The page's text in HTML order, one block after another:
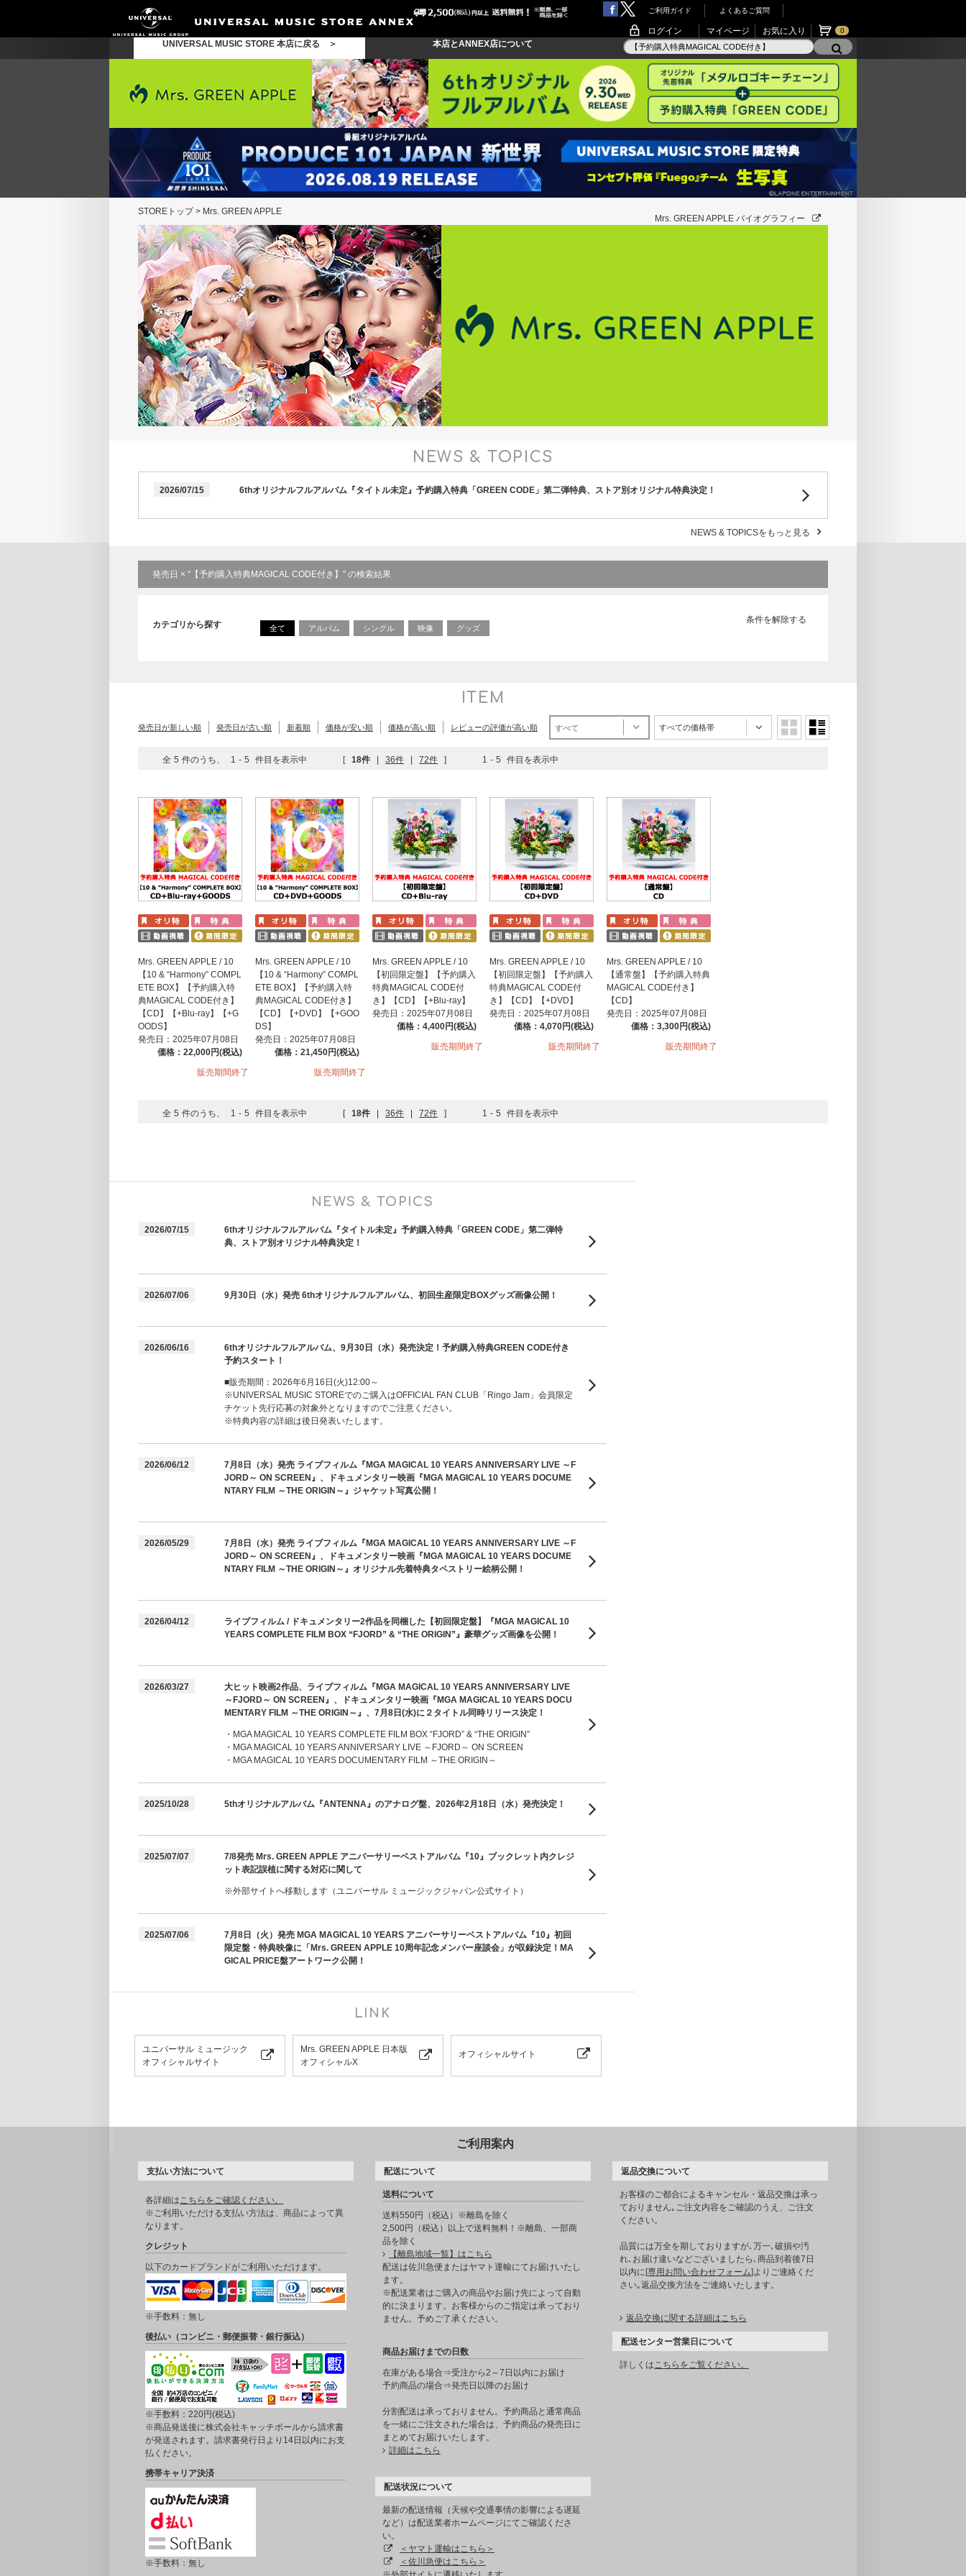
ご利用ガイド よくあるご質問
ログイン マイページ お気に入り 0
UNIVERSAL MUSIC STORE 本店に戻る ＞ 本店とANNEX店について
STOREトップ> Mrs. GREEN APPLE
Mrs. GREEN APPLE バイオグラフィー
NEWS & TOPICS
2026/07/15 6thオリジナルフルアルバム『タイトル未定』予約購入特典「GREEN CODE」第二弾特典、ストア別オリジナル特典決定！
NEWS & TOPICSをもっと見る
発売日 × "【予約購入特典MAGICAL CODE付き】" の検索結果
条件を解除する
カテゴリから探す 全て アルバム シングル 映像 グッズ
ITEM
発売日が新しい順 発売日が古い順 新着順 価格が安い順 価格が高い順 レビューの評価が高い順 すべて すべての価格帯
全 5 件のうち、 1 - 5 件目を表示中 [ 18件 | 36件 | 72件 ] 1 - 5 件目を表示中
Mrs. GREEN APPLE / 10
【10 & “Harmony” COMPL
ETE BOX】【予約購入特
典MAGICAL CODE付き】
【CD】【+Blu-ray】【+G
OODS】
発売日：2025年07月08日
価格：22,000円(税込)
販売期間終了
Mrs. GREEN APPLE / 10
【10 & “Harmony” COMPL
ETE BOX】【予約購入特
典MAGICAL CODE付き】
【CD】【+DVD】【+GOO
DS】
発売日：2025年07月08日
価格：21,450円(税込)
販売期間終了
Mrs. GREEN APPLE / 10
【初回限定盤】【予約購入
特典MAGICAL CODE付
き】【CD】【+Blu-ray】
発売日：2025年07月08日
価格：4,400円(税込)
販売期間終了
Mrs. GREEN APPLE / 10
【初回限定盤】【予約購入
特典MAGICAL CODE付
き】【CD】【+DVD】
発売日：2025年07月08日
価格：4,070円(税込)
販売期間終了
Mrs. GREEN APPLE / 10
【通常盤】【予約購入特典
MAGICAL CODE付き】
【CD】
発売日：2025年07月08日
価格：3,300円(税込)
販売期間終了
全 5 件のうち、 1 - 5 件目を表示中 [ 18件 | 36件 | 72件 ] 1 - 5 件目を表示中
NEWS & TOPICS
2026/07/15
6thオリジナルフルアルバム『タイトル未定』予約購入特典「GREEN CODE」第二弾特
典、ストア別オリジナル特典決定！
2026/07/06 9月30日（水）発売 6thオリジナルフルアルバム、初回生産限定BOXグッズ画像公開！
2026/06/16
6thオリジナルフルアルバム、9月30日（水）発売決定！予約購入特典GREEN CODE付き
予約スタート！
■販売期間：2026年6月16日(火)12:00～
※UNIVERSAL MUSIC STOREでのご購入はOFFICIAL FAN CLUB「Ringo Jam」会員限定
チケット先行応募の対象外となりますのでご注意ください。
※特典内容の詳細は後日発表いたします。
2026/06/12
7月8日（水）発売 ライブフィルム『MGA MAGICAL 10 YEARS ANNIVERSARY LIVE ～F
JORD～ ON SCREEN』、ドキュメンタリー映画『MGA MAGICAL 10 YEARS DOCUME
NTARY FILM ～THE ORIGIN～』ジャケット写真公開！
2026/05/29
7月8日（水）発売 ライブフィルム『MGA MAGICAL 10 YEARS ANNIVERSARY LIVE ～F
JORD～ ON SCREEN』、ドキュメンタリー映画『MGA MAGICAL 10 YEARS DOCUME
NTARY FILM ～THE ORIGIN～』オリジナル先着特典タペストリー絵柄公開！
2026/04/12
ライブフィルム / ドキュメンタリー2作品を同梱した【初回限定盤】『MGA MAGICAL 10
YEARS COMPLETE FILM BOX “FJORD” & “THE ORIGIN”』豪華グッズ画像を公開！
2026/03/27
大ヒット映画2作品、ライブフィルム『MGA MAGICAL 10 YEARS ANNIVERSARY LIVE
～FJORD～ ON SCREEN』、ドキュメンタリー映画『MGA MAGICAL 10 YEARS DOCU
MENTARY FILM ～THE ORIGIN～』、7月8日(水)に２タイトル同時リリース決定！
・MGA MAGICAL 10 YEARS COMPLETE FILM BOX “FJORD” & “THE ORIGIN”
・MGA MAGICAL 10 YEARS ANNIVERSARY LIVE ～FJORD～ ON SCREEN
・MGA MAGICAL 10 YEARS DOCUMENTARY FILM ～THE ORIGIN～
2025/10/28 5thオリジナルアルバム『ANTENNA』のアナログ盤、2026年2月18日（水）発売決定！
2025/07/07
7/8発売 Mrs. GREEN APPLE アニバーサリーベストアルバム『10』ブックレット内クレジ
ット表記誤植に関する対応に関して
※外部サイトへ移動します（ユニバーサル ミュージックジャパン公式サイト）
2025/07/06
7月8日（火）発売 MGA MAGICAL 10 YEARS アニバーサリーベストアルバム『10』初回
限定盤・特典映像に「Mrs. GREEN APPLE 10周年記念メンバー座談会」が収録決定！MA
GICAL PRICE盤アートワーク公開！
LINK
ユニバーサル ミュージック
オフィシャルサイト
Mrs. GREEN APPLE 日本版
オフィシャルX
オフィシャルサイト
ご利用案内
支払い方法について
各詳細はこちらをご確認ください。
※ご利用いただける支払い方法は、商品によって異
なります。
クレジット
以下のカードブランドがご利用いただけます。
※手数料：無し
後払い（コンビニ・郵便振替・銀行振込）
※手数料：220円(税込)
※商品発送後に株式会社キャッチボールから請求書
が発送されます。請求書発行日より14日以内にお支
払ください。
携帯キャリア決済
※手数料：無し
配送について
送料について
送料550円（税込）※離島を除く
2,500円（税込）以上で送料無料！※離島、一部商
品を除く
【離島地域一覧】はこちら
配送は佐川急便またはヤマト運輸にてお届けいたし
ます。
※配送業者はご購入の商品やお届け先によって自動
的に決まります。お客様からのご指定は承っており
ません。予めご了承ください。
商品お届けまでの日数
在庫がある場合⇒受注から2～7日以内にお届け
予約商品の場合⇒発売日以降のお届け
分割配送は承っておりません。予約商品と通常商品
を一緒にご注文された場合は、予約商品の発売日に
まとめてお届けいたします。
詳細はこちら
配送状況について
最新の配送情報（天候や交通事情の影響による遅延
など）は配送業者ホームページにてご確認くださ
い。
＜ヤマト運輸はこちら＞
＜佐川急便はこちら＞
返品交換について
お客様のご都合によるキャンセル・返品交換は承っ
ておりません｡ご注文内容をご確認のうえ、ご注文
ください。
品質には万全を期しておりますが､万一､破損や汚
れ､お届け違いなどございましたら､商品到着後7日
以内に[専用お問い合わせフォーム]よりご連絡くだ
さい｡返品交換方法をご連絡いたします。
返品交換に関する詳細はこちら
配送センター営業日について
詳しくはこちらをご覧ください。